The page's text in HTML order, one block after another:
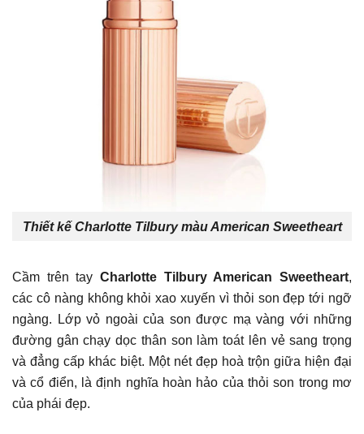
Thiết kế Charlotte Tilbury màu American Sweetheart
Cầm trên tay Charlotte Tilbury American Sweetheart,
các cô nàng không khỏi xao xuyến vì thỏi son đẹp tới ngỡ
ngàng. Lớp vỏ ngoài của son được mạ vàng với những
đường gân chạy dọc thân son làm toát lên vẻ sang trọng
và đẳng cấp khác biệt. Một nét đẹp hoà trộn giữa hiện đại
và cổ điển, là định nghĩa hoàn hảo của thỏi son trong mơ
của phái đẹp.